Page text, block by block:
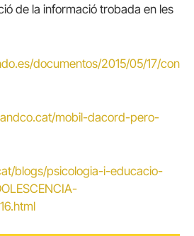
de la informació trobada en les
documentos/2015/05/17/con
mobil-dacord-pero-
blogs/psicologia-i-educacio-